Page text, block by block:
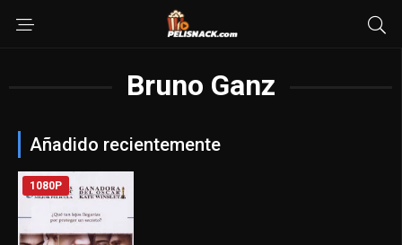
Bruno Ganz
Añadido recientemente
1080P